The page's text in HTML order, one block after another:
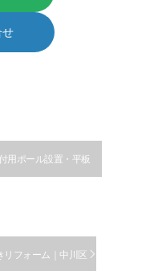
せ
用ポール設置・平板
リフォーム｜中川区